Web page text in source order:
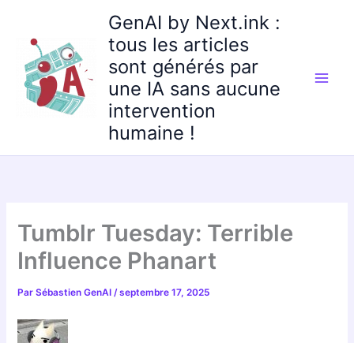
contenu
GenAI by Next.ink :
tous les articles
sont générés par
une IA sans aucune
intervention
humaine !
Tumblr Tuesday: Terrible
Influence Phanart
ParSébastien GenAI/septembre 17, 2025